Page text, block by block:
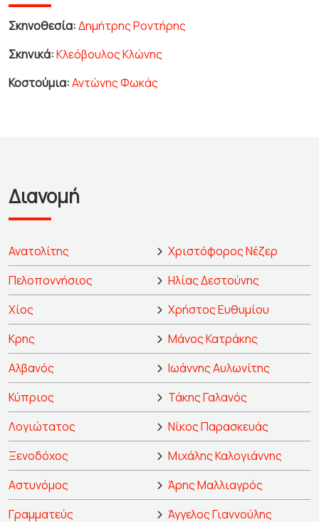
Σκηνοθεσία:Δημήτρης Ροντήρης
Σκηνικά:Κλεόβουλος Κλώνης
Κοστούμια:Αντώνης Φωκάς
Διανομή
Ανατολίτης
Χριστόφορος Νέζερ
Πελοποννήσιος
Ηλίας Δεστούνης
Χίος
Χρήστος Ευθυμίου
Κρης
Μάνος Κατράκης
Αλβανός
Ιωάννης Αυλωνίτης
Κύπριος
Τάκης Γαλανός
Λογιώτατος
Νίκος Παρασκευάς
Ξενοδόχος
Μιχάλης Καλογιάννης
Αστυνόμος
Άρης Μαλλιαγρός
Γραμματεύς
Άγγελος Γιαννούλης